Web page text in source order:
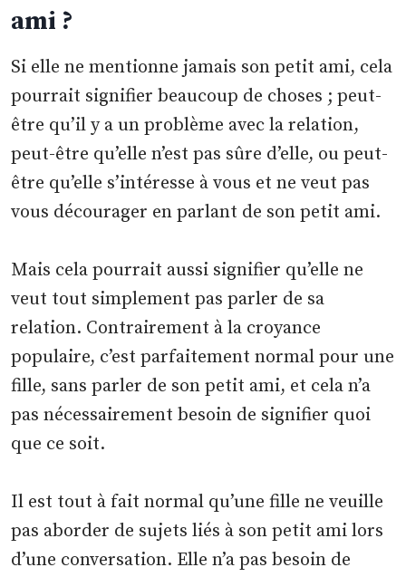
ami ?
Si elle ne mentionne jamais son petit ami, cela
pourrait signifier beaucoup de choses ; peut-
être qu’il y a un problème avec la relation,
peut-être qu’elle n’est pas sûre d’elle, ou peut-
être qu’elle s’intéresse à vous et ne veut pas
vous décourager en parlant de son petit ami.
Mais cela pourrait aussi signifier qu’elle ne
veut tout simplement pas parler de sa
relation. Contrairement à la croyance
populaire, c’est parfaitement normal pour une
fille, sans parler de son petit ami, et cela n’a
pas nécessairement besoin de signifier quoi
que ce soit.
Il est tout à fait normal qu’une fille ne veuille
pas aborder de sujets liés à son petit ami lors
d’une conversation. Elle n’a pas besoin de